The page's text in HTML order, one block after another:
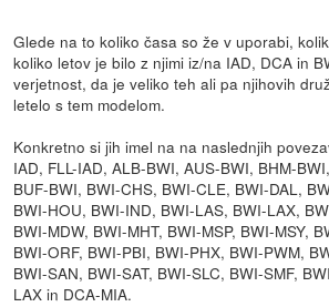
Glede na to koliko časa so že v uporabi,
koliko letov je bilo z njimi iz/na IAD, DCA in
verjetnost, da je veliko teh ali pa njihovih
letelo s tem modelom.
Konkretno si jih imel na na naslednjih
IAD, FLL-IAD, ALB-BWI, AUS-BWI, BHM-
BUF-BWI, BWI-CHS, BWI-CLE, BWI-DAL,
BWI-HOU, BWI-IND, BWI-LAS, BWI-LAX,
BWI-MDW, BWI-MHT, BWI-MSP, BWI-MSY,
BWI-ORF, BWI-PBI, BWI-PHX, BWI-PWM,
BWI-SAN, BWI-SAT, BWI-SLC, BWI-SMF,
LAX in DCA-MIA.